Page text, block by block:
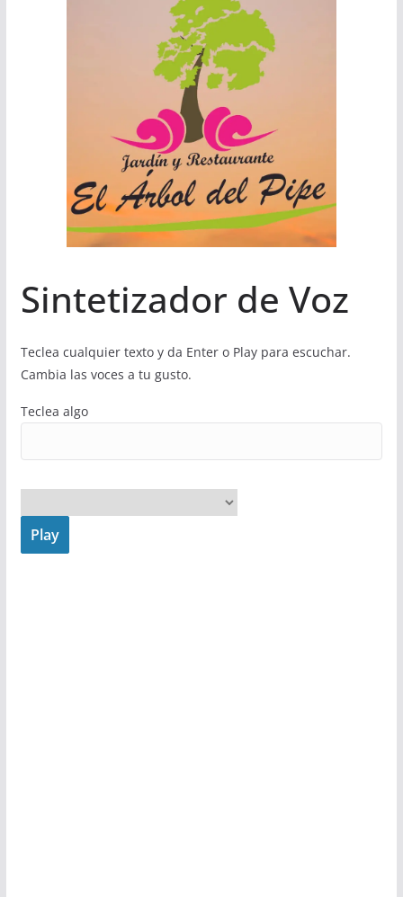
Sintetizador de Voz
Teclea cualquier texto y da Enter o Play para escuchar.
Cambia las voces a tu gusto.
Teclea algo
Play